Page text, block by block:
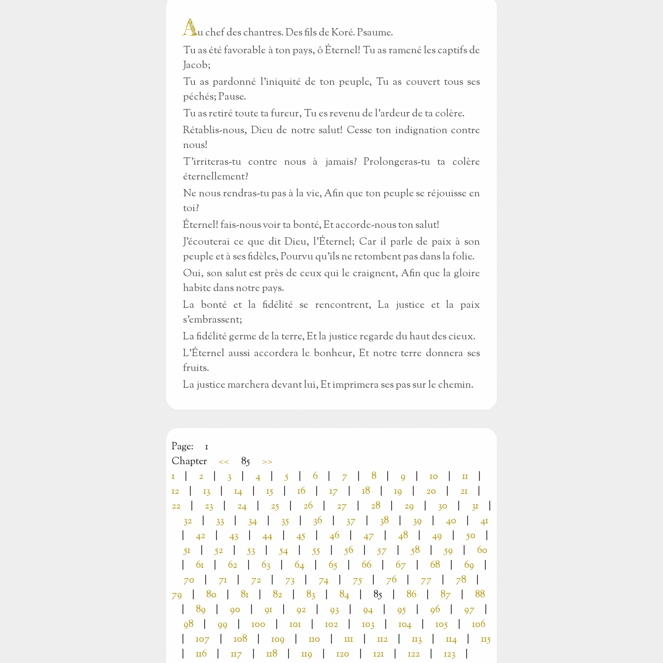
Au chef des chantres. Des fils de Koré. Psaume.
Tu as été favorable à ton pays, ô Éternel! Tu as ramené les captifs de
Jacob;
Tu as pardonné l'iniquité de ton peuple, Tu as couvert tous ses
péchés; Pause.
Tu as retiré toute ta fureur, Tu es revenu de l'ardeur de ta colère.
Rétablis-nous, Dieu de notre salut! Cesse ton indignation contre
nous!
T'irriteras-tu contre nous à jamais? Prolongeras-tu ta colère
éternellement?
Ne nous rendras-tu pas à la vie, Afin que ton peuple se réjouisse en
toi?
Éternel! fais-nous voir ta bonté, Et accorde-nous ton salut!
J'écouterai ce que dit Dieu, l'Éternel; Car il parle de paix à son
peuple et à ses fidèles, Pourvu qu'ils ne retombent pas dans la folie.
Oui, son salut est près de ceux qui le craignent, Afin que la gloire
habite dans notre pays.
La bonté et la fidélité se rencontrent, La justice et la paix
s'embrassent;
La fidélité germe de la terre, Et la justice regarde du haut des cieux.
L'Éternel aussi accordera le bonheur, Et notre terre donnera ses
fruits.
La justice marchera devant lui, Et imprimera ses pas sur le chemin.
Page:
1
Chapter
<< 85
>>
1
| 2 | 3 | 4 | 5 | 6 | 7 | 8 | 9 | 10 | 11
|
12
| 13 | 14 | 15 | 16 | 17 | 18 | 19 | 20 | 21
|
22
| 23 | 24 | 25 | 26 | 27 | 28 | 29 | 30 | 31
|
32
| 33 | 34 | 35 | 36 | 37 | 38 | 39 | 40 |
41
|
42 | 43 | 44 | 45 | 46 | 47 | 48 | 49 | 50
|
51
| 52 | 53 | 54 | 55 | 56 | 57 | 58 | 59 |
60
|
61 | 62 | 63 | 64 | 65 | 66 | 67 | 68 | 69
|
70
| 71 | 72 | 73 | 74 | 75 | 76 | 77 | 78
|
79
| 80 | 81 | 82 | 83 | 84 | 85 | 86 | 87 |
88
|
89 | 90 | 91 | 92 | 93 | 94 | 95 | 96 | 97
|
98
| 99 | 100 | 101 | 102 | 103 | 104 | 105 |
106
|
107 | 108 | 109 | 110 | 111 | 112 | 113 | 114 |
115
|
116 | 117 | 118 | 119 | 120 | 121 | 122 | 123
|